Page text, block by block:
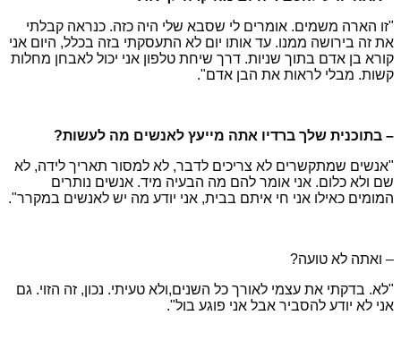
"זו הארה משמים. אומרים לי שסבא שלי היה כזה. כנראה קבלתי
את זה בירושה ממנו. עד אותו יום לא התעסקתי בזה בכלל, היום אני
קורא בן אדם בתוך שניות. דרך שיחת טלפון אני יכול לאבחן מחלות
קשות. מבלי לראות את הבן אדם".
– בתוכנית שלך ברדיו אתה מייעץ לאנשים מה לעשות?
"אנשים שמתקשרים לא צריכים לדבר, לא למסור תאריך לידה, לא
שם ולא כלום. אני אומר להם מה הבעיה מיד. אנשים נותרים
המומים כאילו אני חי איתם בבית, אני יודע מה יש לאנשים במקרר".
– ואתה לא טועה?
"לא. בדקתי את עצמי לאורך כל השנים,ולא טעיתי. נכון, זה הזוי. גם
אני לא יודע להסביר אבל אני פוגע בול".